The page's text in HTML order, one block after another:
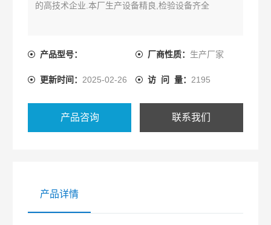
的高技术企业.本厂生产设备精良,检验设备齐全
产品型号： 厂商性质： 生产厂家
更新时间： 2025-02-26 访 问 量： 2195
产品咨询 联系我们
产品详情